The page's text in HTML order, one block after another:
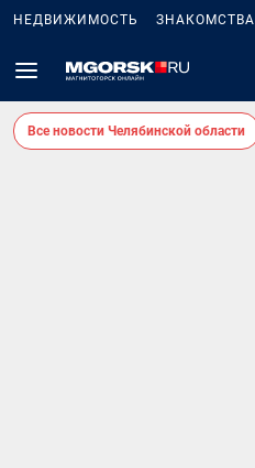
НЕДВИЖИМОСТЬ ЗНАКОМСТВА
Все новости Челябинской области